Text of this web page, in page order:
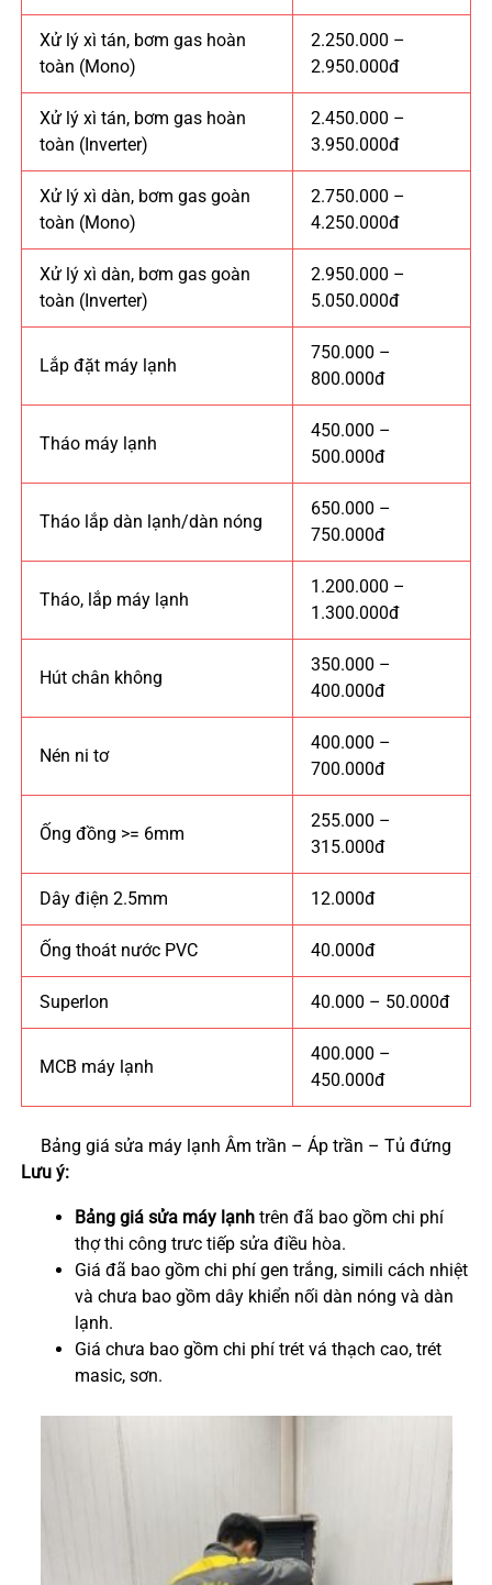
Xử lý xì tán, bơm gas hoàn
toàn (Mono)
2.250.000 –
2.950.000đ
Xử lý xì tán, bơm gas hoàn
toàn (Inverter)
2.450.000 –
3.950.000đ
Xử lý xì dàn, bơm gas goàn
toàn (Mono)
2.750.000 –
4.250.000đ
Xử lý xì dàn, bơm gas goàn
toàn (Inverter)
2.950.000 –
5.050.000đ
Lắp đặt máy lạnh
750.000 –
800.000đ
Tháo máy lạnh
450.000 –
500.000đ
Tháo lắp dàn lạnh/dàn nóng
650.000 –
750.000đ
Tháo, lắp máy lạnh
1.200.000 –
1.300.000đ
Hút chân không
350.000 –
400.000đ
Nén ni tơ
400.000 –
700.000đ
Ống đồng >= 6mm
255.000 –
315.000đ
Dây điện 2.5mm 12.000đ
Ống thoát nước PVC 40.000đ
Superlon 40.000 – 50.000đ
MCB máy lạnh
400.000 –
450.000đ
Bảng giá sửa máy lạnh Âm trần – Áp trần – Tủ đứng
Lưu ý:
Bảng giá sửa máy lạnh trên đã bao gồm chi phí
thợ thi công trưc tiếp sửa điều hòa.
Giá đã bao gồm chi phí gen trắng, simili cách nhiệt
và chưa bao gồm dây khiển nối dàn nóng và dàn
lạnh.
Giá chưa bao gồm chi phí trét vá thạch cao, trét
masic, sơn.